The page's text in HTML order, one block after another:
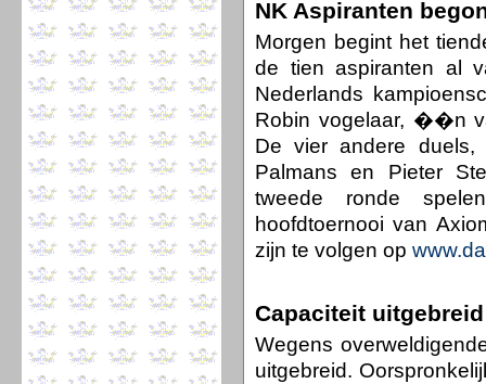
NK Aspiranten
Morgen begint het
de tien aspiranten al
Nederlands
Robin vogelaar, ��n
De vier andere
Palmans en Pieter
tweede ronde
hoofdtoernooi van
zijn te volgen op
Capaciteit uitgebreid
Wegens
uitgebreid.